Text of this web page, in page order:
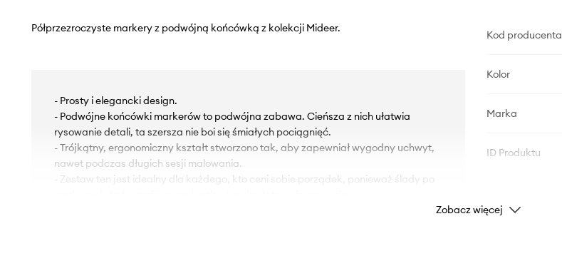
Półprzezroczyste markery z podwójną końcówką z kolekcji Mideer.
- Prosty i elegancki design.
- Podwójne końcówki markerów to podwójna zabawa. Cieńsza z nich ułatwia
rysowanie detali, ta szersza nie boi się śmiałych pociągnięć.
- Trójkątny, ergonomiczny kształt stworzono tak, aby zapewniał wygodny uchwyt,
nawet podczas długich sesji malowania.
- Zestaw ten jest idealny dla każdego, kto ceni sobie porządek, ponieważ ślady po
Kod producenta
Kolor
Marka
ID Produktu
Zobacz więcej